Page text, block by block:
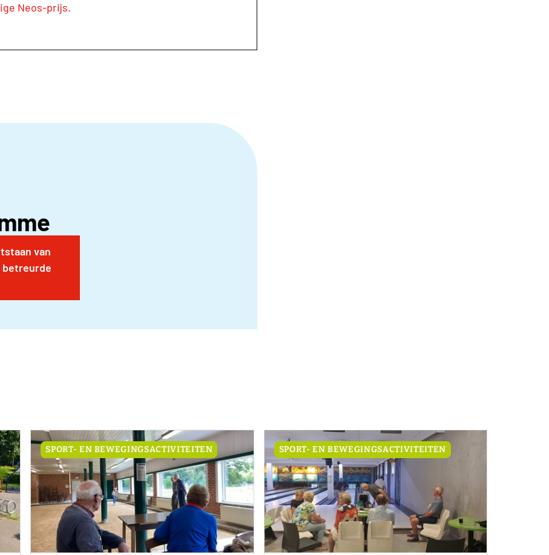
Neos-prijs.
van
betreurde
SPORT- EN BEWEGINGSACTIVITEITEN SPORT- EN BEWEGINGSACTIVITEITEN